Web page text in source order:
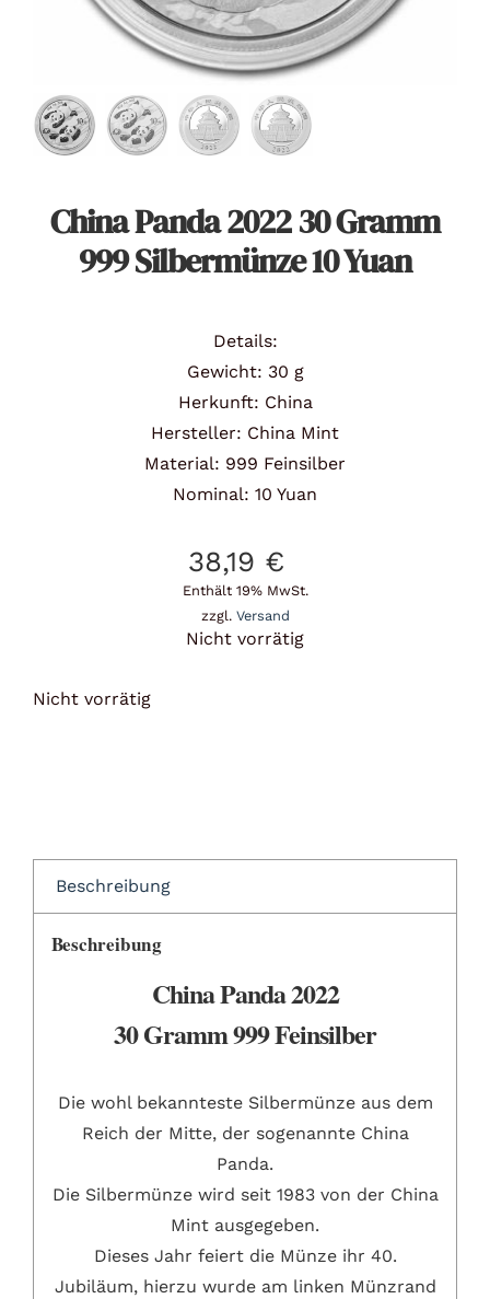
Kontakt
Mein Konto
China Panda 2022 30 Gramm
999 Silbermünze 10 Yuan
Details:
Gewicht: 30 g
Herkunft: China
Hersteller: China Mint
Material: 999 Feinsilber
Nominal: 10 Yuan
38,19 €
Enthält 19% MwSt.
zzgl. Versand
Nicht vorrätig
Nicht vorrätig
Beschreibung
Beschreibung
China Panda 2022
30 Gramm 999 Feinsilber
Die wohl bekannteste Silbermünze aus dem
Reich der Mitte, der sogenannte China
Panda.
Die Silbermünze wird seit 1983 von der China
Mint ausgegeben.
Dieses Jahr feiert die Münze ihr 40.
Jubiläum, hierzu wurde am linken Münzrand